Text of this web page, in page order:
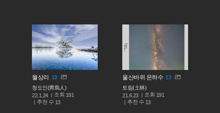
월상리
13
청도인(靑島人)
22.1.24
조회 191
추천 수 13
울산바위 은하수 13
토림(土林)
21.6.23
조회 191
추천 수 13